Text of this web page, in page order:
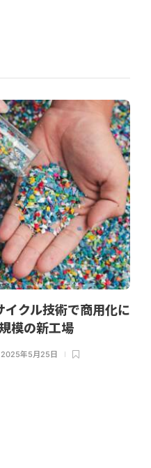
クル技術で商用化に
模の新工場
2025年5月25日